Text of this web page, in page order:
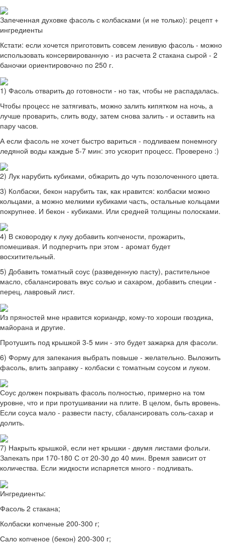
Запеченная духовке фасоль с колбасками (и не только): рецепт +
ингредиенты
Кстати: если хочется приготовить совсем ленивую фасоль - можно
использовать консервированную - из расчета 2 стакана сырой - 2
баночки ориентировочно по 250 г.
1) Фасоль отварить до готовности - но так, чтобы не распадалась.
Чтобы процесс не затягивать, можно залить кипятком на ночь, а
лучше проварить, слить воду, затем снова залить - и оставить на
пару часов.
А если фасоль не хочет быстро вариться - подливаем понемногу
ледяной воды каждые 5-7 мин: это ускорит процесс. Проверено :)
2) Лук нарубить кубиками, обжарить до чуть позолоченного цвета.
3) Колбаски, бекон нарубить так, как нравится: колбаски можно
кольцами, а можно мелкими кубиками часть, остальные кольцами
покрупнее. И бекон - кубиками. Или средней толщины полосками.
4) В сковородку к луку добавить копчености, прожарить,
помешивая. И подперчить при этом - аромат будет
восхитительный.
5) Добавить томатный соус (разведенную пасту), растительное
масло, сбалансировать вкус солью и сахаром, добавить специи -
перец, лавровый лист.
Из пряностей мне нравится кориандр, кому-то хороши гвоздика,
майорана и другие.
Протушить под крышкой 3-5 мин - это будет зажарка для фасоли.
6) Форму для запекания выбрать повыше - желательно. Выложить
фасоль, влить заправку - колбаски с томатным соусом и луком.
Соус должен покрывать фасоль полностью, примерно на том
уровне, что и при протушивании на плите. В целом, быть вровень.
Если соуса мало - развести пасту, сбалансировать соль-сахар и
долить.
7) Накрыть крышкой, если нет крышки - двумя листами фольги.
Запекать при 170-180 С от 20-30 до 40 мин. Время зависит от
количества. Если жидкости испаряется много - подливать.
Ингредиенты:
Фасоль 2 стакана;
Колбаски копченые 200-300 г;
Сало копченое (бекон) 200-300 г;